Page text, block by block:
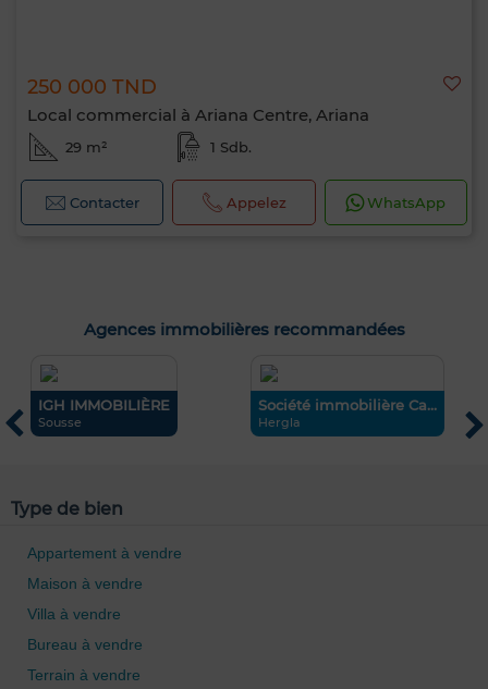
250 000 TND
Local commercial à Ariana Centre, Ariana
29 m² 1 Sdb.
Contacter Appelez WhatsApp
Agences immobilières recommandées
IGH IMMOBILIÈRE
Sousse
Société immobilière Ca...
Hergla
Type de bien
Appartement à vendre
Maison à vendre
Villa à vendre
Bureau à vendre
Terrain à vendre